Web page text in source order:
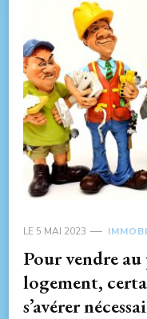
LE 5 MAI 2023
Pour vendre
logement,
s’avérer